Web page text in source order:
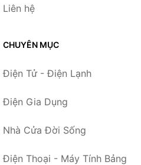
Liên hệ
CHUYÊN MỤC
Điện Tử - Điện Lạnh
Điện Gia Dụng
Nhà Cửa Đời Sống
Điện Thoại - Máy Tính Bảng